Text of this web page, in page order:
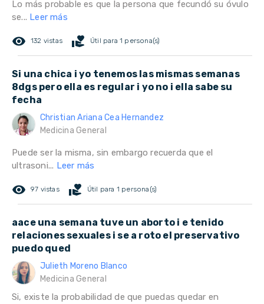
Lo más probable es que la persona que fecundó su óvulo
se... Leer más
remove_red_eye 132 vistas volunteer_activism Útil para 1 persona(s)
Si una chica i yo tenemos las mismas semanas
8dgs pero ella es regular i yo no i ella sabe su
fecha
Christian Ariana Cea Hernandez
Medicina General
Puede ser la misma, sin embargo recuerda que el
ultrasoni... Leer más
remove_red_eye 97 vistas volunteer_activism Útil para 1 persona(s)
aace una semana tuve un aborto i e tenido
relaciones sexuales i se a roto el preservativo
puedo qued
Julieth Moreno Blanco
Medicina General
Si, existe la probabilidad de que puedas quedar en